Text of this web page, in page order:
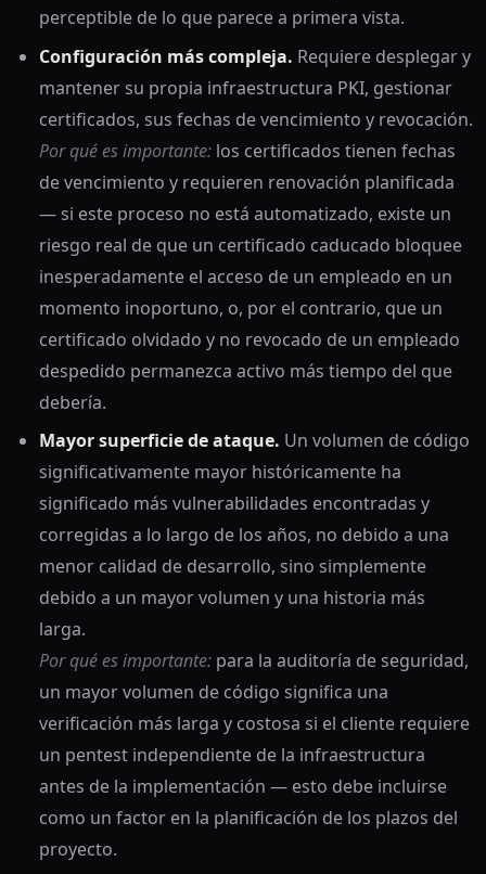
perceptible de lo que parece a primera vista.
Configuración más compleja. Requiere desplegar y
mantener su propia infraestructura PKI, gestionar
certificados, sus fechas de vencimiento y revocación.
Por qué es importante: los certificados tienen fechas
de vencimiento y requieren renovación planificada
— si este proceso no está automatizado, existe un
riesgo real de que un certificado caducado bloquee
inesperadamente el acceso de un empleado en un
momento inoportuno, o, por el contrario, que un
certificado olvidado y no revocado de un empleado
despedido permanezca activo más tiempo del que
debería.
Mayor superficie de ataque. Un volumen de código
significativamente mayor históricamente ha
significado más vulnerabilidades encontradas y
corregidas a lo largo de los años, no debido a una
menor calidad de desarrollo, sino simplemente
debido a un mayor volumen y una historia más
larga.
Por qué es importante: para la auditoría de seguridad,
un mayor volumen de código significa una
verificación más larga y costosa si el cliente requiere
un pentest independiente de la infraestructura
antes de la implementación — esto debe incluirse
como un factor en la planificación de los plazos del
proyecto.